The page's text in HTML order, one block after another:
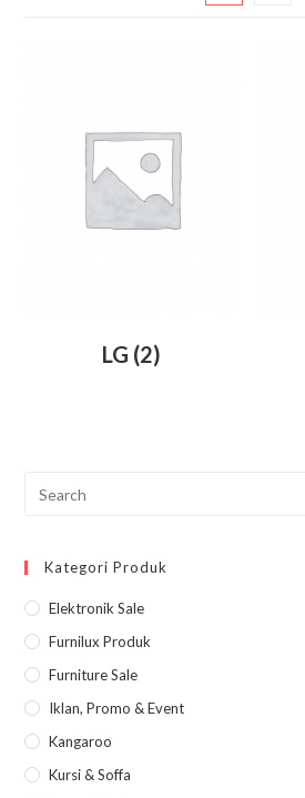
LG (2)
Kategori Produk
Elektronik Sale
Furnilux Produk
Furniture Sale
Iklan, Promo & Event
Kangaroo
Kursi & Soffa